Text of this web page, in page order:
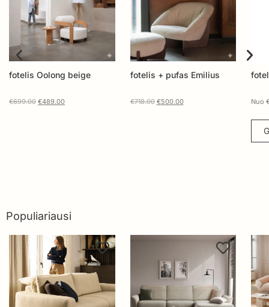
fotelis + pufas Emilius
€718.00 €500.00
fotelis MILDA
Nuo €326.00
Populiariausi